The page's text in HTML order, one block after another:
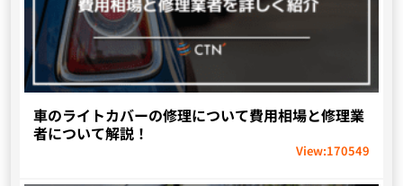
車のライトカバーの修理について費用相場と修理業
者について解説！
View:170549